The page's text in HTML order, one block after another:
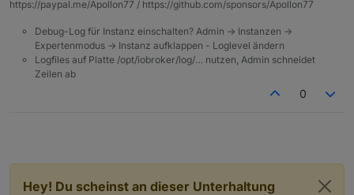
https://paypal.me/Apollon77 / https://github.com/sponsors/Apollon77
Debug-Log für Instanz einschalten? Admin -> Instanzen ->
Expertenmodus -> Instanz aufklappen - Loglevel ändern
Logfiles auf Platte /opt/iobroker/log/… nutzen, Admin schneidet
Zeilen ab
0
Hey! Du scheinst an dieser Unterhaltung